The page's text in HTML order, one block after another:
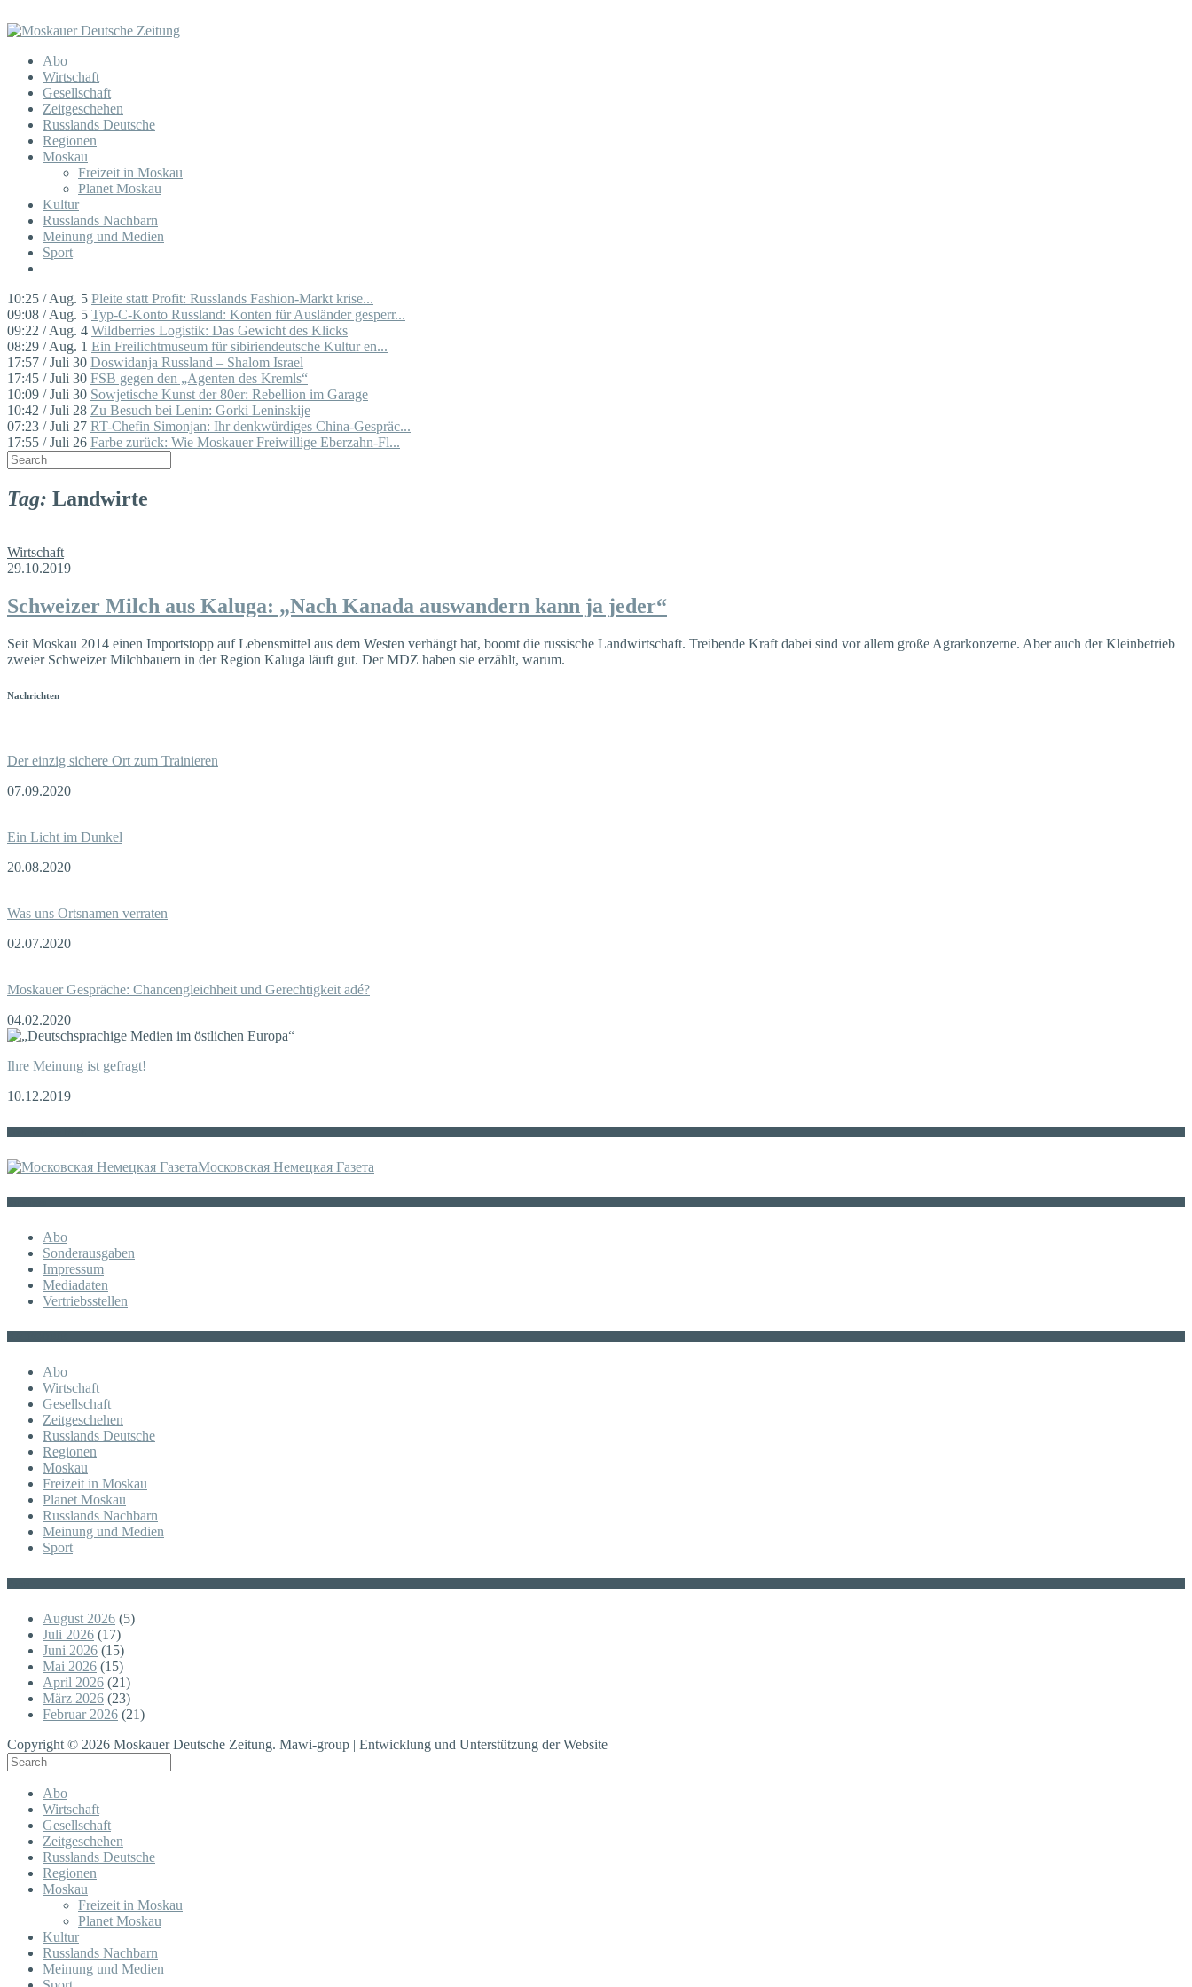
Abo
Wirtschaft
Gesellschaft
Zeitgeschehen
Russlands Deutsche
Regionen
Moskau
Freizeit in Moskau
Planet Moskau
Kultur
Russlands Nachbarn
Meinung und Medien
Sport
10:25 / Aug. 5 Pleite statt Profit: Russlands Fashion-Markt krise...
09:08 / Aug. 5 Typ-C-Konto Russland: Konten für Ausländer gesperr...
09:22 / Aug. 4 Wildberries Logistik: Das Gewicht des Klicks
08:29 / Aug. 1 Ein Freilichtmuseum für sibiriendeutsche Kultur en...
17:57 / Juli 30 Doswidanja Russland – Shalom Israel
17:45 / Juli 30 FSB gegen den „Agenten des Kremls“
10:09 / Juli 30 Sowjetische Kunst der 80er: Rebellion im Garage
10:42 / Juli 28 Zu Besuch bei Lenin: Gorki Leninskije
07:23 / Juli 27 RT-Chefin Simonjan: Ihr denkwürdiges China-Gespräc...
17:55 / Juli 26 Farbe zurück: Wie Moskauer Freiwillige Eberzahn-Fl...
Tag: Landwirte
Wirtschaft
29.10.2019
Schweizer Milch aus Kaluga: „Nach Kanada auswandern kann ja jeder“
Seit Moskau 2014 einen Importstopp auf Lebensmittel aus dem Westen verhängt hat, boomt die russische Landwirtschaft. Treibende Kraft dabei sind vor allem große Agrarkonzerne. Aber auch der Kleinbetrieb
zweier Schweizer Milchbauern in der Region Kaluga läuft gut. Der MDZ haben sie erzählt, warum.
Nachrichten
Der einzig sichere Ort zum Trainieren
07.09.2020
Ein Licht im Dunkel
20.08.2020
Was uns Ortsnamen verraten
02.07.2020
Moskauer Gespräche: Chancengleichheit und Gerechtigkeit adé?
04.02.2020
Ihre Meinung ist gefragt!
10.12.2019
Московская Немецкая Газета
Abo
Sonderausgaben
Impressum
Mediadaten
Vertriebsstellen
Abo
Wirtschaft
Gesellschaft
Zeitgeschehen
Russlands Deutsche
Regionen
Moskau
Freizeit in Moskau
Planet Moskau
Russlands Nachbarn
Meinung und Medien
Sport
August 2026 (5)
Juli 2026 (17)
Juni 2026 (15)
Mai 2026 (15)
April 2026 (21)
März 2026 (23)
Februar 2026 (21)
Copyright © 2026 Moskauer Deutsche Zeitung. Mawi-group | Entwicklung und Unterstützung der Website
Abo
Wirtschaft
Gesellschaft
Zeitgeschehen
Russlands Deutsche
Regionen
Moskau
Freizeit in Moskau
Planet Moskau
Kultur
Russlands Nachbarn
Meinung und Medien